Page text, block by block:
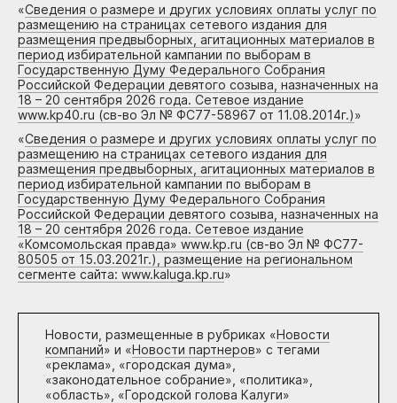
«Сведения о размере и других условиях оплаты услуг по
размещению на страницах сетевого издания для
размещения предвыборных, агитационных материалов в
период избирательной кампании по выборам в
Государственную Думу Федерального Собрания
Российской Федерации девятого созыва, назначенных на
18 – 20 сентября 2026 года. Сетевое издание
www.kp40.ru (св-во Эл № ФС77-58967 от 11.08.2014г.)»
«Сведения о размере и других условиях оплаты услуг по
размещению на страницах сетевого издания для
размещения предвыборных, агитационных материалов в
период избирательной кампании по выборам в
Государственную Думу Федерального Собрания
Российской Федерации девятого созыва, назначенных на
18 – 20 сентября 2026 года. Сетевое издание
«Комсомольская правда» www.kp.ru (св-во Эл № ФС77-
80505 от 15.03.2021г.), размещение на региональном
сегменте сайта: www.kaluga.kp.ru»
Новости, размещенные в рубриках «Новости
компаний» и «Новости партнеров» с тегами
«реклама», «городская дума»,
«законодательное собрание», «политика»,
«область», «Городской голова Калуги»